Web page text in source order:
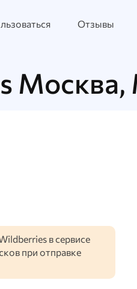
Отзывы
в сервисе
при отправке